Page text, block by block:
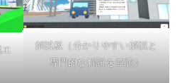
エ
解説板（分かりやすい解説と
専門的な解説を並記）